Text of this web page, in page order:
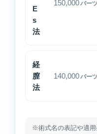
金
と
内
E
s
法
150,000 バーツ
経
膣
法
140,000 バーツ
※術式名の表記や適